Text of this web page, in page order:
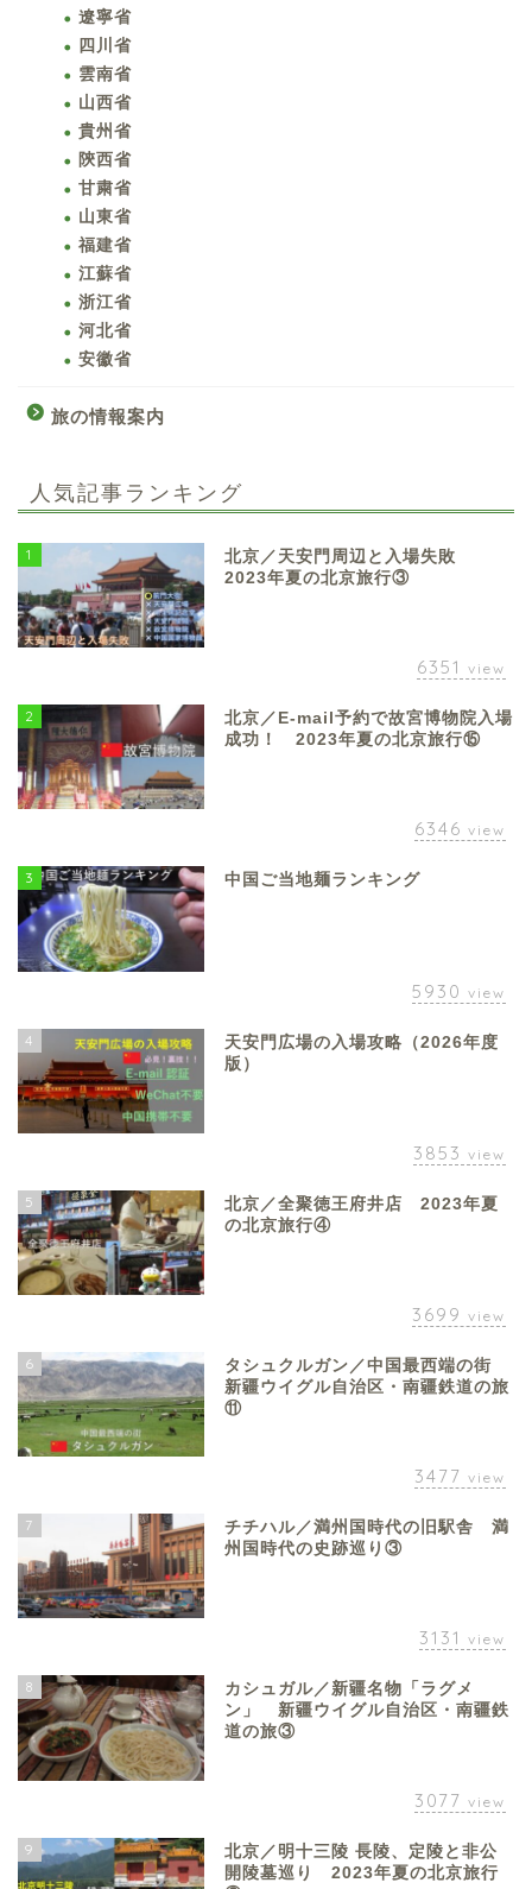
遼寧省
四川省
雲南省
山西省
貴州省
陝西省
甘粛省
山東省
福建省
江蘇省
浙江省
河北省
安徽省
旅の情報案内
人気記事ランキング
1
北京／天安門周辺と入場失敗
2023年夏の北京旅行③
6351 view
2
北京／E-mail予約で故宮博物院入場
成功！ 2023年夏の北京旅行⑮
6346 view
3 中国ご当地麺ランキング
5930 view
4
天安門広場の入場攻略（2026年度
版）
3853 view
5
北京／全聚徳王府井店 2023年夏
の北京旅行④
3699 view
6
タシュクルガン／中国最西端の街
新疆ウイグル自治区・南疆鉄道の旅
⑪
3477 view
7
チチハル／満州国時代の旧駅舎 満
州国時代の史跡巡り③
3131 view
8
カシュガル／新疆名物「ラグメ
ン」 新疆ウイグル自治区・南疆鉄
道の旅③
3077 view
9
北京／明十三陵 長陵、定陵と非公
開陵墓巡り 2023年夏の北京旅行